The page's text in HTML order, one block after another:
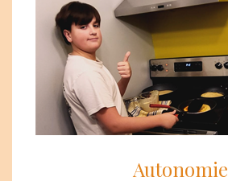
Autonomie